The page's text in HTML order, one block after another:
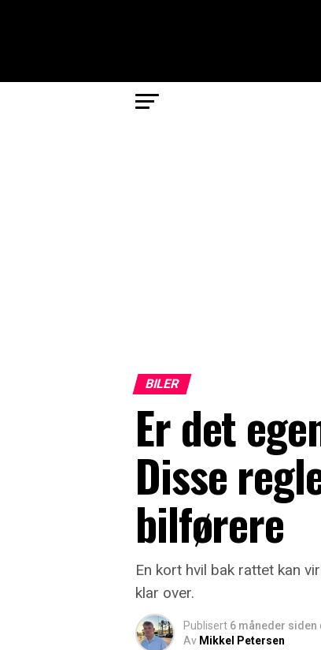
BILER
Er det
Disse
bilførere
En kort hvil bak rattet kan
klar over.
Publisert 6 måneder siden
Av Mikkel Petersen